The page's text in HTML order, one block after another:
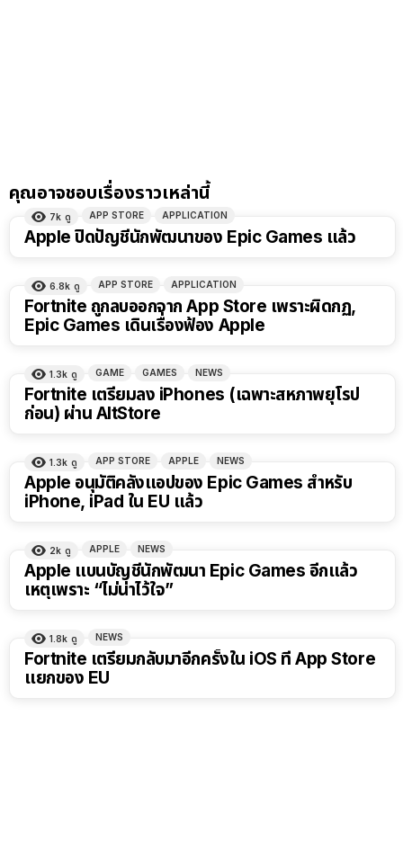
คุณอาจชอบเรื่องราวเหล่านี้
7k ดู APP STORE APPLICATION
Apple ปิดปัญชีนักพัฒนาของ Epic Games แล้ว
6.8k ดู APP STORE APPLICATION
Fortnite ถูกลบออกจาก App Store เพราะผิดกฏ,
Epic Games เดินเรื่องฟ้อง Apple
1.3k ดู GAME GAMES NEWS
Fortnite เตรียมลง iPhones (เฉพาะสหภาพยุโรป
ก่อน) ผ่าน AltStore
1.3k ดู APP STORE APPLE NEWS
Apple อนุมัติคลังแอปของ Epic Games สำหรับ
iPhone, iPad ใน EU แล้ว
2k ดู APPLE NEWS
Apple แบนบัญชีนักพัฒนา Epic Games อีกแล้ว
เหตุเพราะ “ไม่น่าไว้ใจ”
1.8k ดู NEWS
Fortnite เตรียมกลับมาอีกครั้งใน iOS ที่ App Store
แยกของ EU